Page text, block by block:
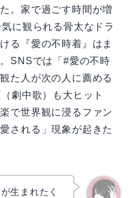
。家で過ごす時間が増
に観られる骨太なドラ
る『愛の不時着』はま
SNSでは「#愛の不時
た人が次の人に薦める
劇中歌）も大ヒット
で世界観に浸るファン
される」現象が起きた
生まれたく